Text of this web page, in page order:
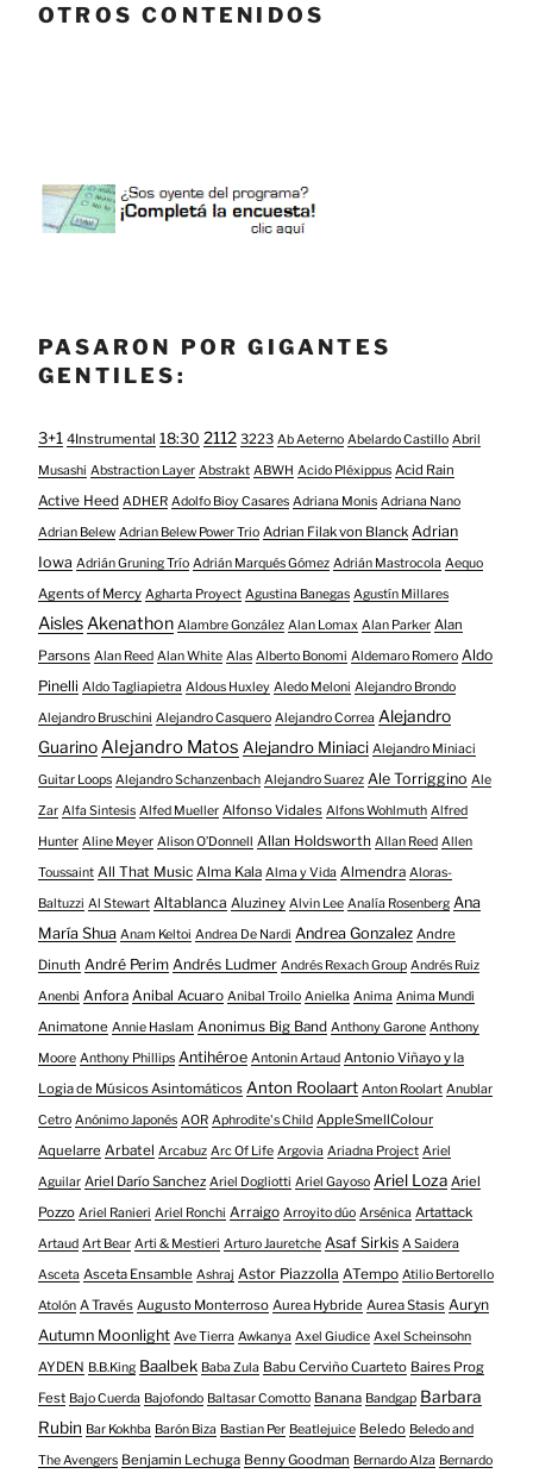
OTROS CONTENIDOS
PASARON POR GIGANTES
GENTILES:
3+1 4Instrumental 18:30 2112 3223 Ab Aeterno Abelardo Castillo Abril
Musashi Abstraction Layer Abstrakt ABWH Acido Pléxippus Acid Rain
Active Heed ADHER Adolfo Bioy Casares Adriana Monis Adriana Nano
Adrian Belew Adrian Belew Power Trio Adrian Filak von Blanck Adrian
Iowa Adrián Gruning Trío Adrián Marqués Gómez Adrián Mastrocola Aequo
Agents of Mercy Agharta Proyect Agustina Banegas Agustín Millares
AislesAkenathon Alambre González Alan Lomax Alan Parker Alan
Parsons Alan Reed Alan White Alas Alberto Bonomi Aldemaro Romero Aldo
Pinelli Aldo Tagliapietra Aldous Huxley Aledo Meloni Alejandro Brondo
Alejandro Bruschini Alejandro Casquero Alejandro Correa Alejandro
GuarinoAlejandro Matos Alejandro Miniaci Alejandro Miniaci
Guitar Loops Alejandro Schanzenbach Alejandro Suarez Ale Torriggino Ale
Zar Alfa Sintesis Alfed Mueller Alfonso Vidales Alfons Wohlmuth Alfred
Hunter Aline Meyer Alison O​’​Donnell Allan Holdsworth Allan Reed Allen
Toussaint All That Music Alma Kala Alma y Vida Almendra Aloras-
Baltuzzi Al Stewart Altablanca Aluziney Alvin Lee Analía Rosenberg Ana
María Shua Anam Keltoi Andrea De Nardi Andrea Gonzalez Andre
Dinuth André Perim Andrés Ludmer Andrés Rexach Group Andrés Ruiz
Anenbi Anfora Anibal Acuaro Anibal Troilo Anielka Anima Anima Mundi
Animatone Annie Haslam Anonimus Big Band Anthony Garone Anthony
Moore Anthony Phillips Antihéroe Antonin Artaud Antonio Viñayo y la
Logia de Músicos Asintomáticos Anton Roolaart Anton Roolart Anublar
Cetro Anónimo Japonés AOR Aphrodite's Child AppleSmellColour
Aquelarre Arbatel Arcabuz Arc Of Life Argovia Ariadna Project Ariel
Aguilar Ariel Darío Sanchez Ariel Dogliotti Ariel Gayoso Ariel Loza Ariel
Pozzo Ariel Ranieri Ariel Ronchi Arraigo Arroyito dúo Arsénica Artattack
Artaud Art Bear Arti & Mestieri Arturo Jauretche Asaf Sirkis A Saidera
Asceta Asceta Ensamble Ashraj Astor Piazzolla ATempo Atilio Bertorello
Atolón A Través Augusto Monterroso Aurea Hybride Aurea Stasis Auryn
Autumn Moonlight Ave Tierra Awkanya Axel Giudice Axel Scheinsohn
AYDEN B.B.King Baalbek Baba Zula Babu Cerviño Cuarteto Baires Prog
Fest Bajo Cuerda Bajofondo Baltasar Comotto Banana Bandgap Barbara
Rubin Bar Kokhba Barón Biza Bastian Per Beatlejuice Beledo Beledo and
The Avengers Benjamin Lechuga Benny Goodman Bernardo Alza Bernardo